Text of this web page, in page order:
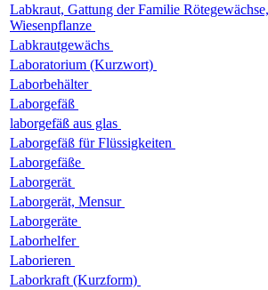
Labkraut, Gattung der Familie
Wiesenpflanze
Labkrautgewächs
Laboratorium (Kurzwort)
Laborbehälter
Laborgefäß
laborgefäß aus glas
Laborgefäß für Flüssigkeiten
Laborgefäße
Laborgerät
Laborgerät, Mensur
Laborgeräte
Laborhelfer
Laborieren
Laborkraft (Kurzform)